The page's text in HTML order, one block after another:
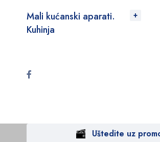
Mali kućanski aparati.
Kuhinja
Uštedite uz